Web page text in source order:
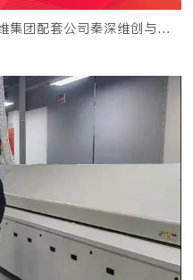
优势互补 共谋发展 | 创维集团配套公司秦深维创与西交思创研